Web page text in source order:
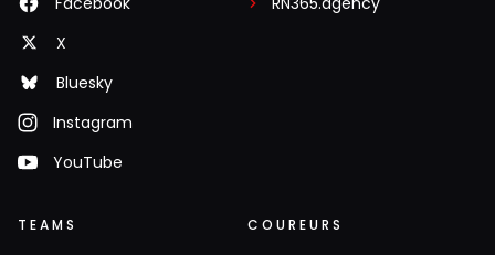
X
Bluesky
Instagram
YouTube
TEAMS COUREURS